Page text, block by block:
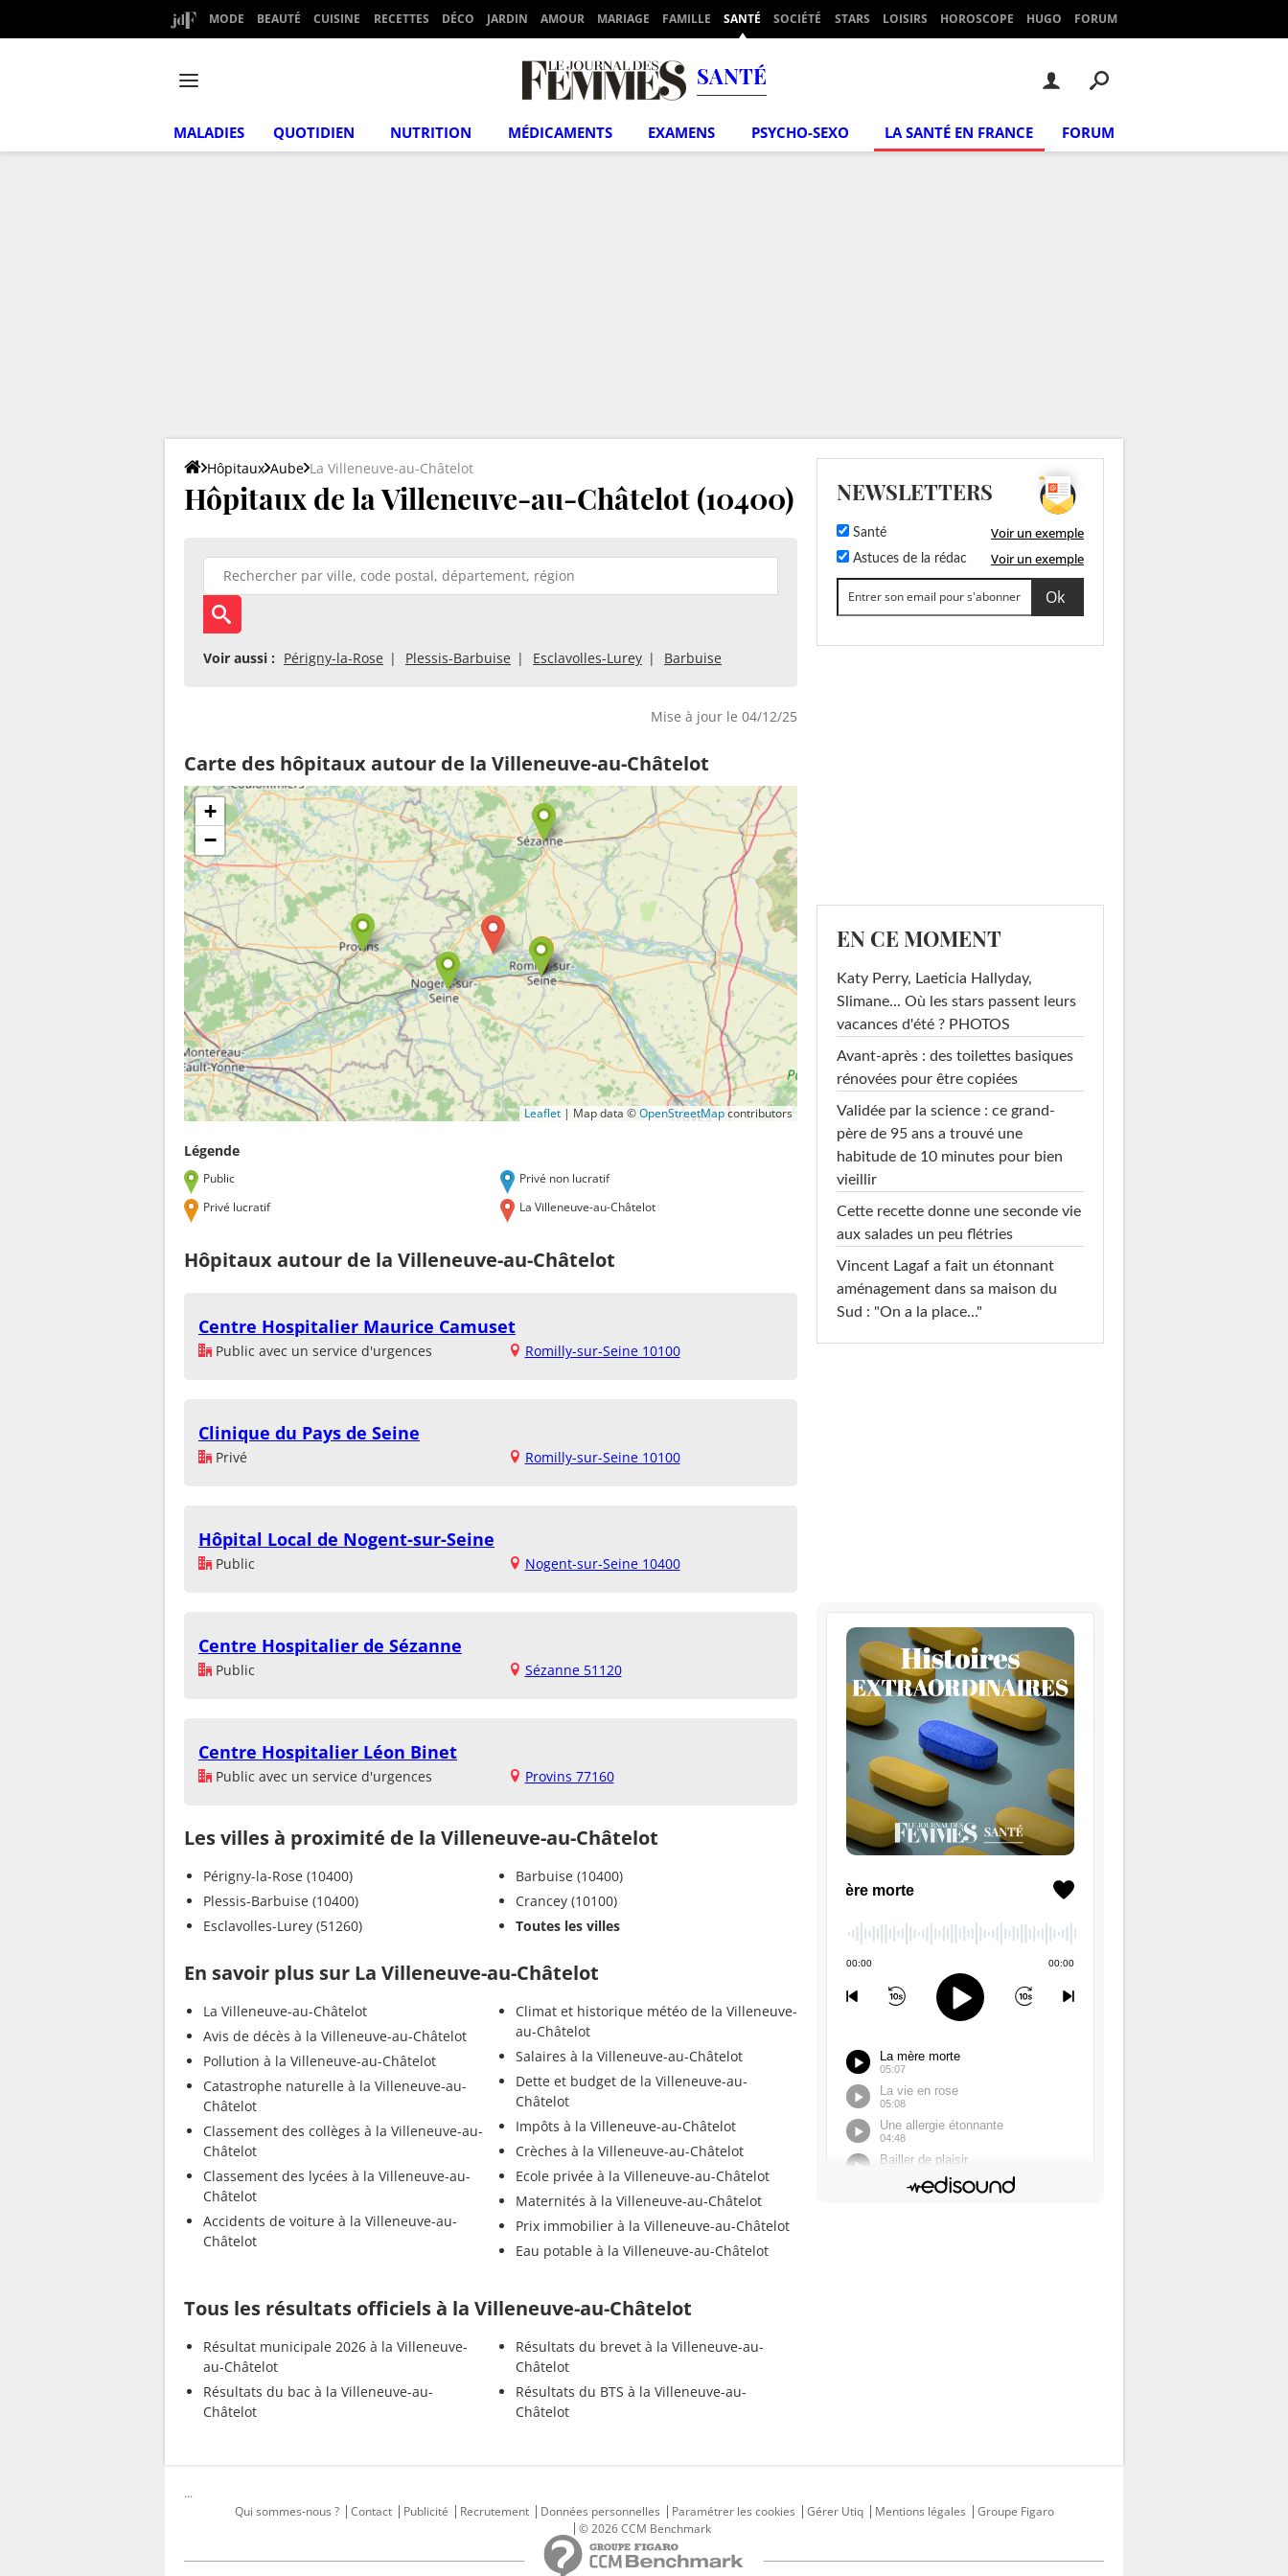
MODE BEAUTÉ CUISINE RECETTES DÉCO JARDIN AMOUR MARIAGE FAMILLE SANTÉ SOCIÉTÉ STARS LOISIRS HOROSCOPE HUGO FORUM
SANTÉ
MALADIES QUOTIDIEN NUTRITION MÉDICAMENTS EXAMENS PSYCHO-SEXO LA SANTÉ EN FRANCE FORUM
Hôpitaux Aube La Villeneuve-au-Châtelot
Hôpitaux de la Villeneuve-au-Châtelot (10400)
Voir aussi : Périgny-la-Rose Plessis-Barbuise Esclavolles-Lurey Barbuise
Mise à jour le 04/12/25
Carte des hôpitaux autour de la Villeneuve-au-Châtelot
+
−
Leaflet | Map data ©OpenStreetMapcontributors
Légende
Public
Privé non lucratif
Privé lucratif
La Villeneuve-au-Châtelot
Hôpitaux autour de la Villeneuve-au-Châtelot
Centre Hospitalier Maurice Camuset
Public avec un service d'urgences Romilly-sur-Seine 10100
Clinique du Pays de Seine
Privé Romilly-sur-Seine 10100
Hôpital Local de Nogent-sur-Seine
Public Nogent-sur-Seine 10400
Centre Hospitalier de Sézanne
Public Sézanne 51120
Centre Hospitalier Léon Binet
Public avec un service d'urgences Provins 77160
Les villes à proximité de la Villeneuve-au-Châtelot
Périgny-la-Rose (10400)
Plessis-Barbuise (10400)
Esclavolles-Lurey (51260)
Barbuise (10400)
Crancey (10100)
Toutes les villes
En savoir plus sur La Villeneuve-au-Châtelot
La Villeneuve-au-Châtelot
Avis de décès à la Villeneuve-au-Châtelot
Pollution à la Villeneuve-au-Châtelot
Catastrophe naturelle à la Villeneuve-au-
Châtelot
Classement des collèges à la Villeneuve-au-
Châtelot
Classement des lycées à la Villeneuve-au-
Châtelot
Accidents de voiture à la Villeneuve-au-
Châtelot
Climat et historique météo de la Villeneuve-
au-Châtelot
Salaires à la Villeneuve-au-Châtelot
Dette et budget de la Villeneuve-au-
Châtelot
Impôts à la Villeneuve-au-Châtelot
Crèches à la Villeneuve-au-Châtelot
Ecole privée à la Villeneuve-au-Châtelot
Maternités à la Villeneuve-au-Châtelot
Prix immobilier à la Villeneuve-au-Châtelot
Eau potable à la Villeneuve-au-Châtelot
Tous les résultats officiels à la Villeneuve-au-Châtelot
Résultat municipale 2026 à la Villeneuve-
au-Châtelot
Résultats du bac à la Villeneuve-au-
Châtelot
Résultats du brevet à la Villeneuve-au-
Châtelot
Résultats du BTS à la Villeneuve-au-
Châtelot
NEWSLETTERS
Santé Voir un exemple
Astuces de la rédac Voir un exemple
EN CE MOMENT
Katy Perry, Laeticia Hallyday,
Slimane... Où les stars passent leurs
vacances d'été ? PHOTOS
Avant-après : des toilettes basiques
rénovées pour être copiées
Validée par la science : ce grand-
père de 95 ans a trouvé une
habitude de 10 minutes pour bien
vieillir
Cette recette donne une seconde vie
aux salades un peu flétries
Vincent Lagaf a fait un étonnant
aménagement dans sa maison du
Sud : "On a la place..."
...
Qui sommes-nous ?
Contact Publicité Recrutement Données personnelles Paramétrer les cookies Gérer Utiq Mentions légales
Groupe Figaro
© 2026 CCM Benchmark